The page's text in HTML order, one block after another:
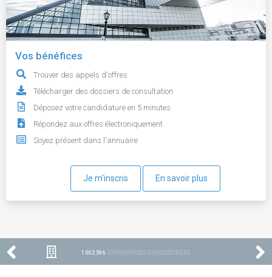
Vos bénéfices
Trouver des appels d'offres
Télécharger des dossiers de consultation
Déposez votre candidature en 5 minutes
Répondez aux offres électroniquement
Soyez présent dans l'annuaire
Je m'inscris En savoir plus
1 002 596 ENTREPRISES ENREGISTRÉES